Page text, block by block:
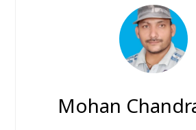
Mohan